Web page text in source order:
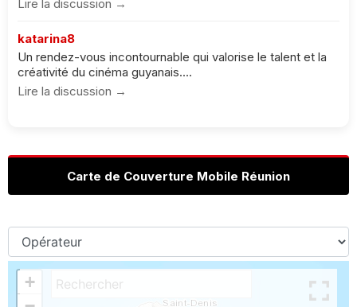
Lire la discussion →
katarina8
Un rendez-vous incontournable qui valorise le talent et la
créativité du cinéma guyanais....
Lire la discussion →
Carte de Couverture Mobile Réunion